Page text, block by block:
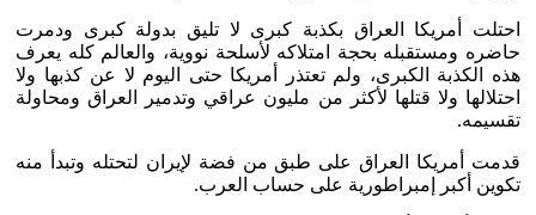
احتلت أمريكا العراق بكذبة كبرى لا تليق بدولة كبرى ودمرت
حاضره ومستقبله بحجة امتلاكه لأسلحة نووية، والعالم كله يعرف
هذه الكذبة الكبرى، ولم تعتذر أمريكا حتى اليوم لا عن كذبها ولا
احتلالها ولا قتلها لأكثر من مليون عراقي وتدمير العراق ومحاولة
تقسيمه.
قدمت أمريكا العراق على طبق من فضة لإيران لتحتله وتبدأ منه
تكوين أكبر إمبراطورية على حساب العرب.